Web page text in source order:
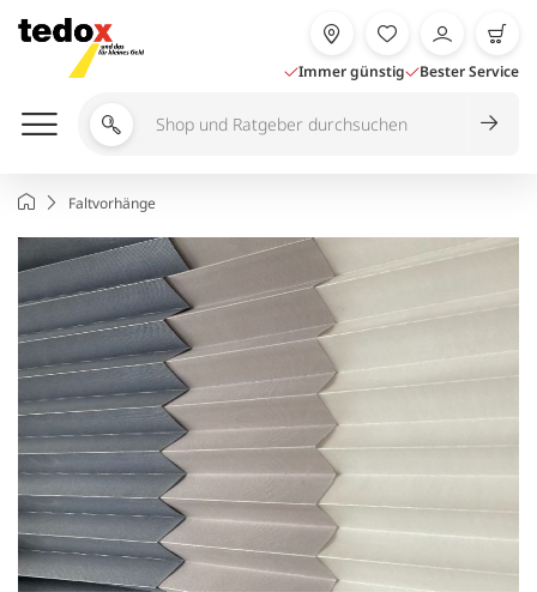
Inhalt
springen
Immer günstig Bester Service
Shop
durchsuchen
StartseiteFaltvorhänge